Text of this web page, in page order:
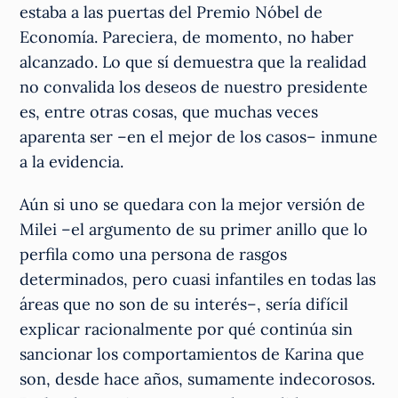
estaba a las puertas del Premio Nóbel de
Economía. Pareciera, de momento, no haber
alcanzado. Lo que sí demuestra que la realidad
no convalida los deseos de nuestro presidente
es, entre otras cosas, que muchas veces
aparenta ser –en el mejor de los casos– inmune
a la evidencia.
Aún si uno se quedara con la mejor versión de
Milei –el argumento de su primer anillo que lo
perfila como una persona de rasgos
determinados, pero cuasi infantiles en todas las
áreas que no son de su interés–, sería difícil
explicar racionalmente por qué continúa sin
sancionar los comportamientos de Karina que
son, desde hace años, sumamente indecorosos.